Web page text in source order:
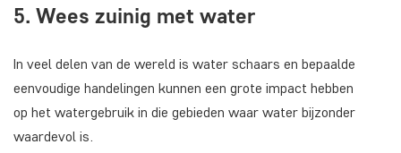
5. Wees zuinig met water
In veel delen van de wereld is water schaars en bepaalde
eenvoudige handelingen kunnen een grote impact hebben
op het watergebruik in die gebieden waar water bijzonder
waardevol is.